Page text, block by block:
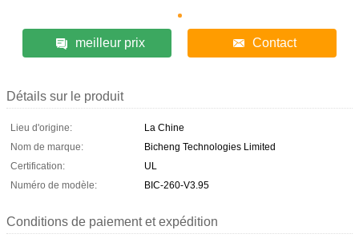
meilleur prix Contact
Détails sur le produit
Lieu d'origine:
La Chine
Nom de marque:
Bicheng Technologies Limited
Certification:
UL
Numéro de modèle:
BIC-260-V3.95
Conditions de paiement et expédition